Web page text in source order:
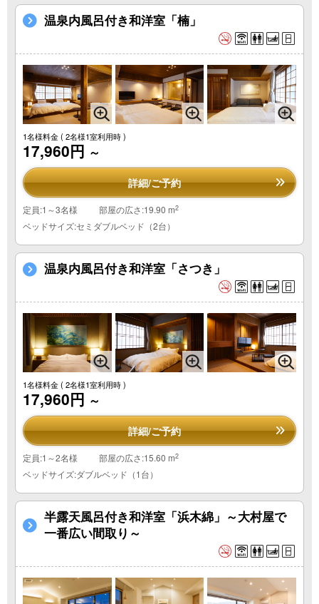
温泉内風呂付き和洋室「楠」
1名様料金( 2名様1室利用時 )
17,960円 ～
詳細/ご予約
定員:1～3名様 部屋の広さ:19.90 m2
ベッドサイズ:セミダブルベッド（2台）
温泉内風呂付き和洋室「さつき」
1名様料金( 2名様1室利用時 )
17,960円 ～
詳細/ご予約
定員:1～2名様 部屋の広さ:15.60 m2
ベッドサイズ:ダブルベッド（1台）
半露天風呂付き和洋室「浜木綿」～大村屋で
一番広い間取り～